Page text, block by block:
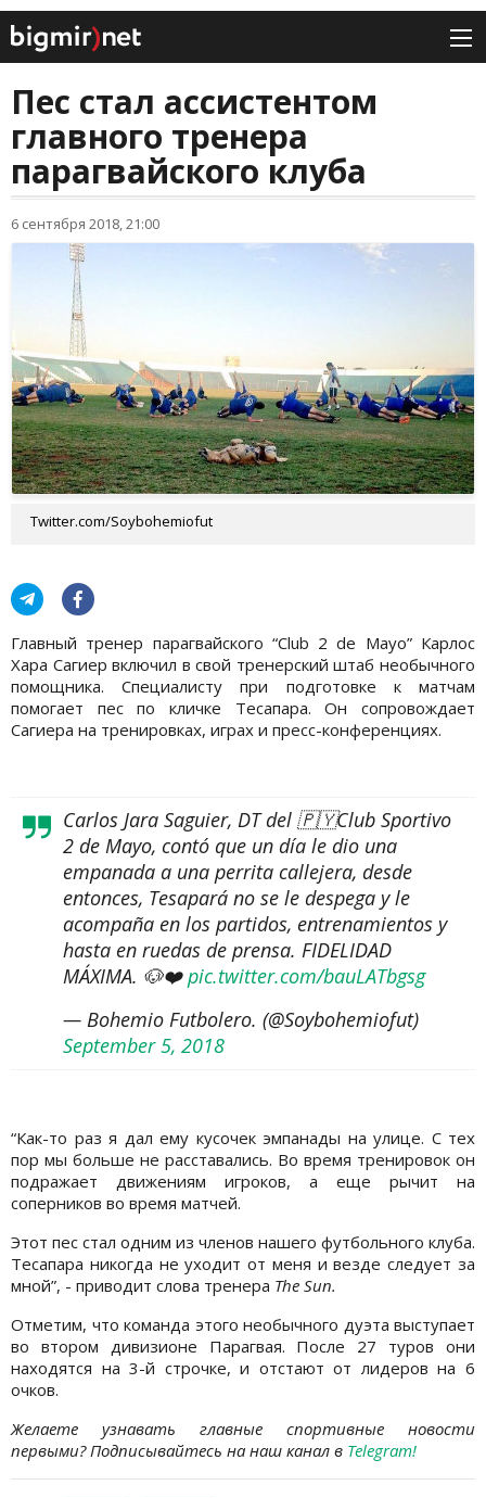
Пес стал ассистентом
главного тренера
парагвайского клуба
6 сентября 2018, 21:00
Twitter.com/Soybohemiofut
Главный тренер парагвайского “Club 2 de Mayo” Карлос
Хара Сагиер включил в свой тренерский штаб необычного
помощника. Специалисту при подготовке к матчам
помогает пес по кличке Тесапара. Он сопровождает
Сагиера на тренировках, играх и пресс-конференциях.
Carlos Jara Saguier, DT del 🇵🇾Club Sportivo
2 de Mayo, contó que un día le dio una
empanada a una perrita callejera, desde
entonces, Tesapará no se le despega y le
acompaña en los partidos, entrenamientos y
hasta en ruedas de prensa. FIDELIDAD
MÁXIMA. 🐶❤️pic.twitter.com/bauLATbgsg
— Bohemio Futbolero. (@Soybohemiofut)
September 5, 2018
“Как-то раз я дал ему кусочек эмпанады на улице. С тех
пор мы больше не расставались. Во время тренировок он
подражает движениям игроков, а еще рычит на
соперников во время матчей.
Этот пес стал одним из членов нашего футбольного клуба.
Тесапара никогда не уходит от меня и везде следует за
мной”, - приводит слова тренера The Sun.
Отметим, что команда этого необычного дуэта выступает
во втором дивизионе Парагвая. После 27 туров они
находятся на 3-й строчке, и отстают от лидеров на 6
очков.
Желаете узнавать главные спортивные новости
первыми? Подписывайтесь на наш канал в Telegram!